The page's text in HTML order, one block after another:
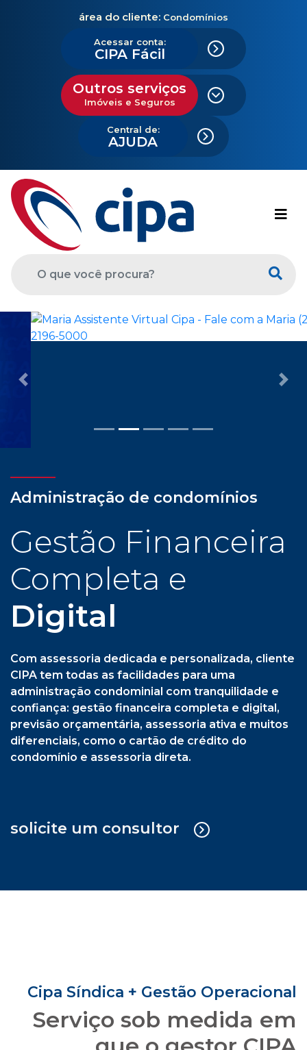
área do cliente: Condomínios
Acessar conta:
CIPA Fácil
Outros serviços
Imóveis e Seguros
Central de:
AJUDA
Previous
Gestão Financeira
Completa e
Digital
Com assessoria dedicada e personalizada, cliente
CIPA tem todas as facilidades para uma
administração condominial com tranquilidade e
confiança: gestão financeira completa e digital,
previsão orçamentária, assessoria ativa e muitos
condomínio e assessoria direta.
solicite um consultor
Cipa Síndica + Gestão Operacional
do dia a dia